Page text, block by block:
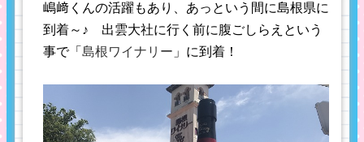
嶋﨑くんの活躍もあり、あっという間に島根県に
到着～♪ 出雲大社に行く前に腹ごしらえという
事で「 島根ワイナリー 」に到着！